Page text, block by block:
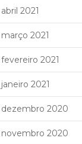
abril 2021
março 2021
fevereiro 2021
janeiro 2021
dezembro 2020
novembro 2020